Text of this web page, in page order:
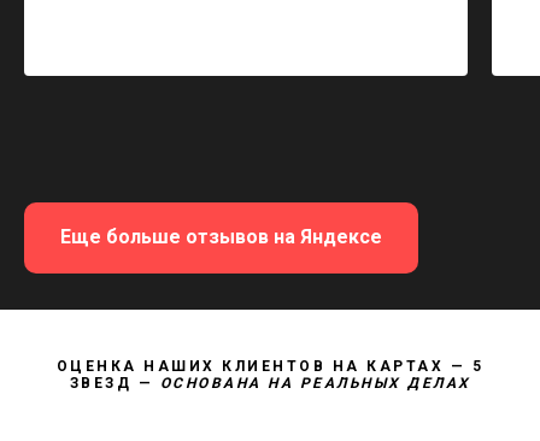
Еще больше отзывов на Яндексе
ОЦЕНКА НАШИХ КЛИЕНТОВ НА КАРТАХ — 5
ЗВЕЗД —
ОСНОВАНА НА РЕАЛЬНЫХ ДЕЛАХ